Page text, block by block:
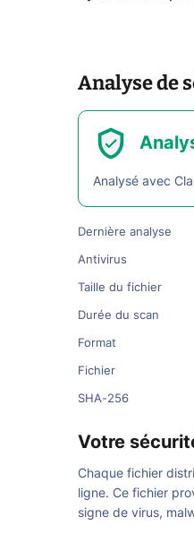
Analyse de
Analysé avec
Dernière analyse
Antivirus
Taille du fichier
Durée du scan
Format
Fichier
SHA-256
Votre
Chaque fichier
ligne. Ce fichier
signe de virus,